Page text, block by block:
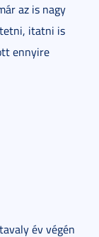
az is nagy
itatni is
ennyire
év végén